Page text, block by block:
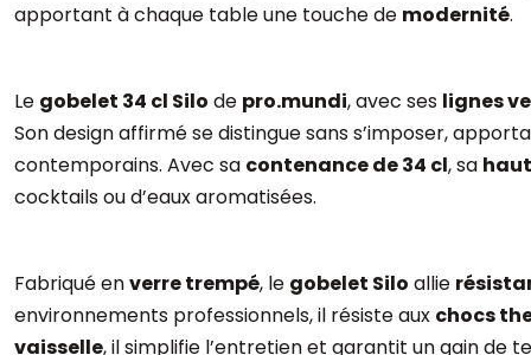
apportant à chaque table une touche de modernité.
Le gobelet 34 cl Silo de pro.mundi, avec ses lignes
Son design affirmé se distingue sans s’imposer,
contemporains. Avec sa contenance de 34 cl, sa
cocktails ou d’eaux aromatisées.
Fabriqué enverre trempé, le gobelet Silo allie
environnements professionnels, il résiste aux chocs
vaisselle, il simplifie l’entretien et garantit un gain de